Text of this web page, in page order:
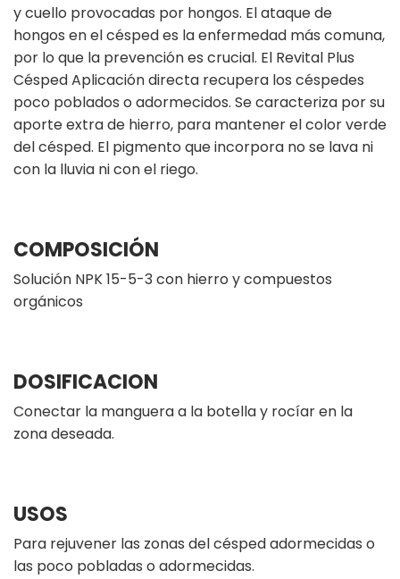
y cuello provocadas por hongos. El ataque de
hongos en el césped es la enfermedad más comuna,
por lo que la prevención es crucial. El Revital Plus
Césped Aplicación directa recupera los céspedes
poco poblados o adormecidos. Se caracteriza por su
aporte extra de hierro, para mantener el color verde
del césped. El pigmento que incorpora no se lava ni
con la lluvia ni con el riego.
COMPOSICIÓN
Solución NPK 15-5-3 con hierro y compuestos
orgánicos
DOSIFICACION
Conectar la manguera a la botella y rocíar en la
zona deseada.
USOS
Para rejuvener las zonas del césped adormecidas o
las poco pobladas o adormecidas.